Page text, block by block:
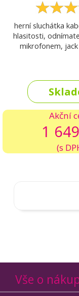
herní sluchátka
hlasitosti,
mikrofonem,
Akční
1
(s
Vše o